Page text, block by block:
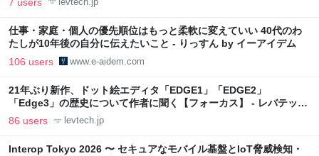
仕事・家庭・個人の優先順位はもっと柔軟に変えていい 40代のわ
たしが10年後の自分に伝えたいこと - りっすん by イーアイデム
106 users www.e-aidem.com
21年ぶり新作、ドット絵エディタ「EDGE1」「EDGE2」
「Edge3」の歴史について作者に聞く【フォーカス】 - レバテック
LAB
86 users levtech.jp
Interop Tokyo 2026 〜 セキュアなモバイル基盤とIoT脅威検知・